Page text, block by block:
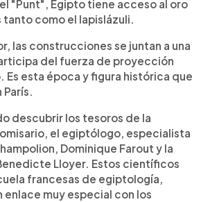
"Punt", Egipto tiene acceso al oro
como el lapislázuli.
las construcciones se juntan a una
del fuerza de proyección
Es esta época y figura histórica que
descubrir los tesoros de la
el egiptólogo, especialista
Dominique Farout y la
Lloyer. Estos científicos
francesas de egiptología,
enlace muy especial con los